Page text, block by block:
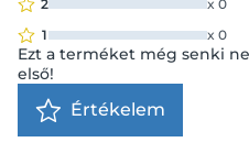
2 x 0
1
x 0
Ezt a terméket még senki
első!
Értékelem